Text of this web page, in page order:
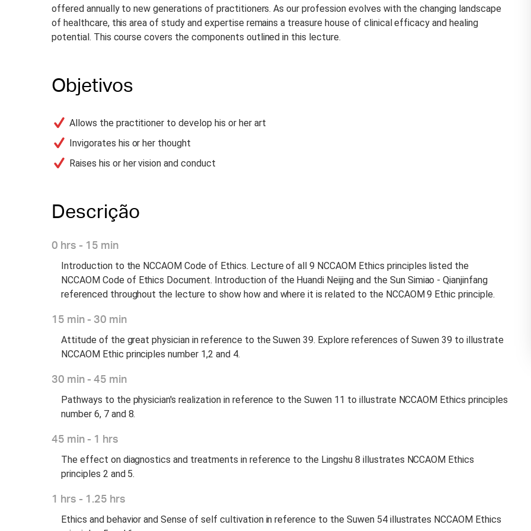
offered annually to new generations of practitioners. As our profession evolves with the changing landscape
of healthcare, this area of study and expertise remains a treasure house of clinical efficacy and healing
potential. This course covers the components outlined in this lecture.
Objetivos
Allows the practitioner to develop his or her art
Invigorates his or her thought
Raises his or her vision and conduct
Descrição
0 hrs - 15 min
Introduction to the NCCAOM Code of Ethics. Lecture of all 9 NCCAOM Ethics principles listed the
NCCAOM Code of Ethics Document. Introduction of the Huandi Neijing and the Sun Simiao - Qianjinfang
referenced throughout the lecture to show how and where it is related to the NCCAOM 9 Ethic principle.
15 min - 30 min
Attitude of the great physician in reference to the Suwen 39. Explore references of Suwen 39 to illustrate
NCCAOM Ethic principles number 1,2 and 4.
30 min - 45 min
Pathways to the physician's realization in reference to the Suwen 11 to illustrate NCCAOM Ethics principles
number 6, 7 and 8.
45 min - 1 hrs
The effect on diagnostics and treatments in reference to the Lingshu 8 illustrates NCCAOM Ethics
principles 2 and 5.
1 hrs - 1.25 hrs
Ethics and behavior and Sense of self cultivation in reference to the Suwen 54 illustrates NCCAOM Ethics